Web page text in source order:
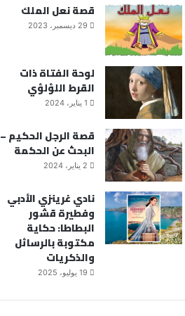
قصة نعل الملك
29 ديسمبر، 2023
لوحة الفتاة ذات
القرط اللؤلؤي
1 يناير، 2024
قصة الرجل الحكيم –
البحث عن الحكمة
2 يناير، 2024
نادي غرينزي الأدبي
وفطيرة قشور
البطاطا: حكاية
مكتوبة بالرسائل
والذكريات
19 يوليو، 2025